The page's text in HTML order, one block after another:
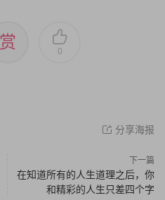
赏 0
分享海报
下一篇
在知道所有的人生道理之后，你
和精彩的人生只差四个字